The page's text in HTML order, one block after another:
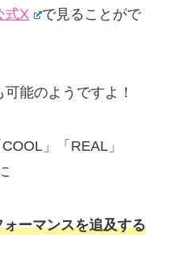
式X
で見ることがで
能のようですよ！
」「REAL」
ーマンスを追及する